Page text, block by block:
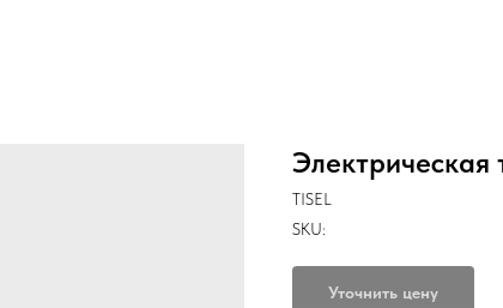
Электрическая
TISEL
SKU:
Уточнить цену